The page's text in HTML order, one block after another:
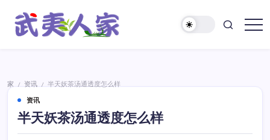
家
家 / 资讯 /
半天妖茶汤通透度怎么样
资讯
半天妖茶汤通透度怎么样